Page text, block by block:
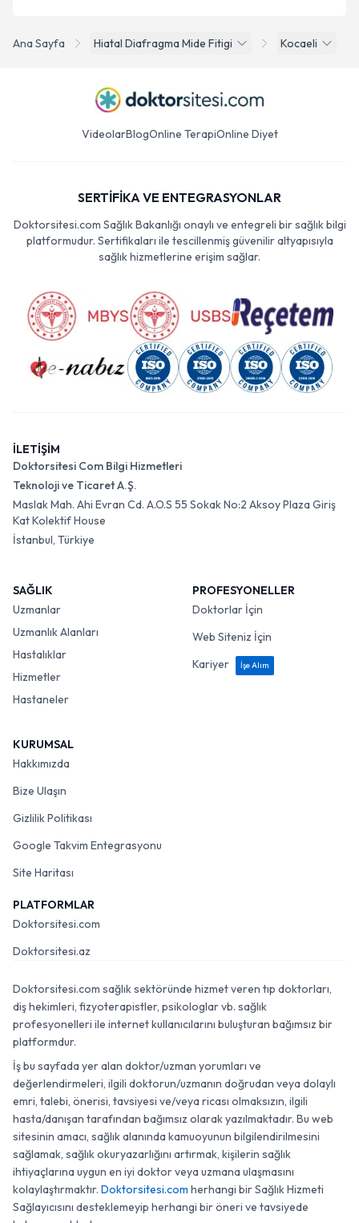
Ana Sayfa Hiatal Diafragma Mide Fitigi Kocaeli
VideolarBlogOnline TerapiOnline Diyet
SERTİFİKA VE ENTEGRASYONLAR
Doktorsitesi.com Sağlık Bakanlığı onaylı ve entegreli bir sağlık bilgi
platformudur. Sertifikaları ile tescillenmiş güvenilir altyapısıyla
sağlık hizmetlerine erişim sağlar.
İLETİŞİM
Doktorsitesi Com Bilgi Hizmetleri
Teknoloji ve Ticaret A.Ş.
Maslak Mah. Ahi Evran Cd. A.O.S 55 Sokak No:2 Aksoy Plaza Giriş
Kat Kolektif House
İstanbul, Türkiye
SAĞLIK
Uzmanlar
Uzmanlık Alanları
Hastalıklar
Hizmetler
Hastaneler
PROFESYONELLER
Doktorlar İçin
Web Siteniz İçin
Kariyer
İşe Alım
KURUMSAL
Hakkımızda
Bize Ulaşın
Gizlilik Politikası
Google Takvim Entegrasyonu
Site Haritası
PLATFORMLAR
Doktorsitesi.com
Doktorsitesi.az
Doktorsitesi.com sağlık sektöründe hizmet veren tıp doktorları,
diş hekimleri, fizyoterapistler, psikologlar vb. sağlık
profesyonelleri ile internet kullanıcılarını buluşturan bağımsız bir
platformdur.
İş bu sayfada yer alan doktor/uzman yorumları ve
değerlendirmeleri, ilgili doktorun/uzmanın doğrudan veya dolaylı
emri, talebi, önerisi, tavsiyesi ve/veya ricası olmaksızın, ilgili
hasta/danışan tarafından bağımsız olarak yazılmaktadır. Bu web
sitesinin amacı, sağlık alanında kamuoyunun bilgilendirilmesini
sağlamak, sağlık okuryazarlığını artırmak, kişilerin sağlık
ihtiyaçlarına uygun en iyi doktor veya uzmana ulaşmasını
kolaylaştırmaktır. Doktorsitesi.com herhangi bir Sağlık Hizmeti
Sağlayıcısını desteklemeyip herhangi bir öneri ve tavsiyede